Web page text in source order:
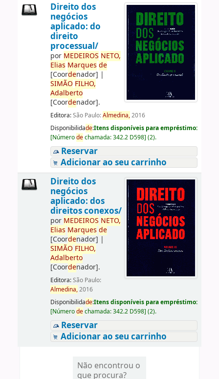
Direito dos
negócios
aplicado: do
direito
processual/
por MEDEIROS NETO,
Elias Marques de
[Coordenador] |
SIMÃO FILHO,
Adalberto
[Coordenador].
Editora:São Paulo:Almedina,2016
Disponibilidade:Itens disponíveis para empréstimo:
[Númerodechamada:342.2 D598] (2).
Reservar
Adicionar ao seu carrinho
Direito dos
negócios
aplicado: dos
direitos conexos/
por MEDEIROS NETO,
Elias Marques de
[Coordenador] |
SIMÃO FILHO,
Adalberto
[Coordenador].
Editora:São Paulo:
Almedina,2016
Disponibilidade:Itens disponíveis para empréstimo:
[Númerodechamada:342.2 D598] (2).
Reservar
Adicionar ao seu carrinho
Não encontrou o
que procura?